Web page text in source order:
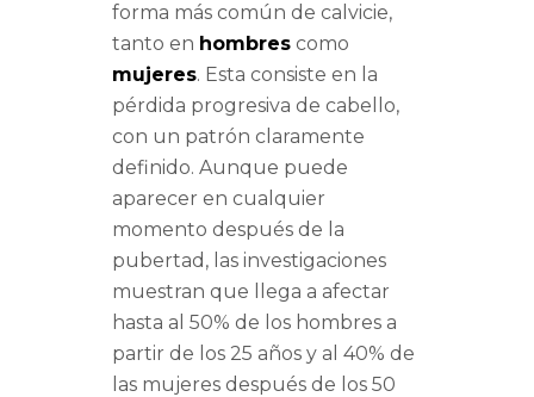
forma más común de calvicie,
tanto en hombres como
mujeres. Esta consiste en la
pérdida progresiva de cabello,
con un patrón claramente
definido. Aunque puede
aparecer en cualquier
momento después de la
pubertad, las investigaciones
muestran que llega a afectar
hasta al 50% de los hombres a
partir de los 25 años y al 40% de
las mujeres después de los 50